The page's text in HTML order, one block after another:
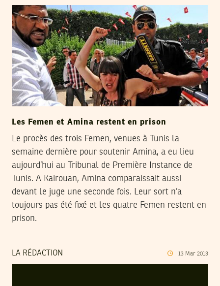
Les Femen et Amina restent en prison
Le procès des trois Femen, venues à Tunis la
semaine dernière pour soutenir Amina, a eu lieu
aujourd’hui au Tribunal de Première Instance de
Tunis. A Kairouan, Amina comparaissait aussi
devant le juge une seconde fois. Leur sort n’a
toujours pas été fixé et les quatre Femen restent en
prison.
LA RÉDACTION 13 Mar 2013